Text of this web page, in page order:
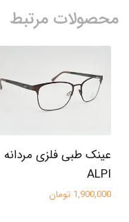
محصولات مرتبط
عینک طبی فلزی مردانه
ALPI
1,900,000 تومان